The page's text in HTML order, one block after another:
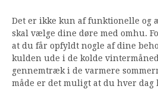
Det er ikke kun af funktionelle og
skal vælge dine døre med omhu.
at du får opfyldt nogle af dine
kulden ude i de kolde
gennemtræk i de varmere
måde er det muligt at du hver dag